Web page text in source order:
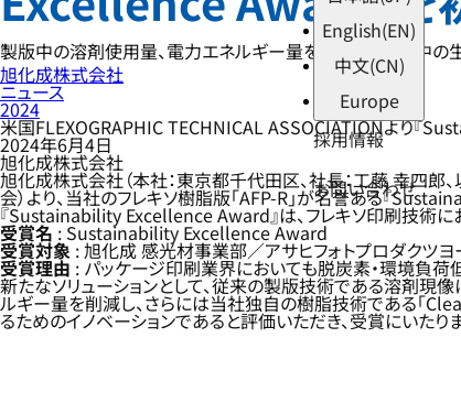
English(EN)
中文(CN)
Europe
採用情報
お問い合わせ
製版中の溶剤使用量、電力エネルギー量を削減し、印刷中
旭化成株式会社
ニュース
2024
米国FLEXOGRAPHIC TECHNICAL ASSOCIATIONより『
2024年6月4日
旭化成株式会社
旭化成株式会社（本社：東京都千代田区、社長：工藤 幸四郎、
会）より、当社のフレキソ樹脂版「AFP-R」が名誉ある『
『Sustainability Excellence Award』は、フレキソ印刷技術
受賞名 : Sustainability Excellence Award
受賞対象: 旭化成 感光材事業部／アサヒフォトプロダクツヨ
受賞理由 : パッケージ印刷業界においても脱炭素・環境負
新たなソリューションとして、従来の製版技術である溶剤現
ルギー量を削減し、さらには当社独自の樹脂技術である「
るためのイノベーションであると評価いただき、受賞にいたり